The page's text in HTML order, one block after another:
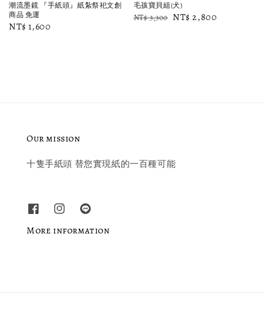
潮流墨鏡 『手紙頭』紙紮祭祀文創
商品 免運
Regular
NT$ 1,600
毛孩寶貝組(犬)
Regular
NT$ 3,300 Sale
NT$ 2,800
Our mission
十隻手紙頭 替您實現紙的一百種可能
More information